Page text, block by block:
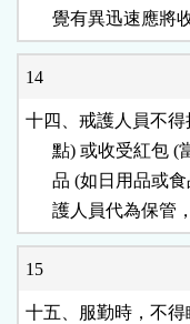
覺有異迅速應
14
十四、戒護人員不
點) 或收受紅
品 (如日用品
護人員代為保
15
十五、服勤時，不